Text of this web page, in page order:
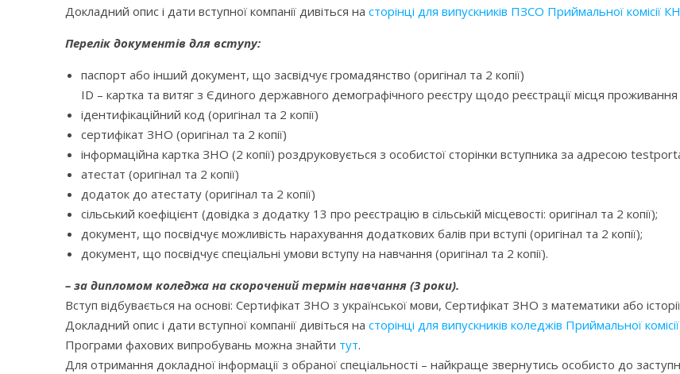
Докладний опис і дати вступної компанії дивіться на сторінці для випускників ПЗСО Приймальної комісії
Перелік документів для вступу:
паспорт або інший документ, що засвідчує громадянство (оригінал та 2 копії)
ID – картка та витяг з Єдиного державного демографічного реєстру щодо реєстрації місця проживання
ідентифікаційний код (оригінал та 2 копії)
сертифікат ЗНО (оригінал та 2 копії)
інформаційна картка ЗНО (2 копії) роздруковується з особистої сторінки вступника за адресою
атестат (оригінал та 2 копії)
додаток до атестату (оригінал та 2 копії)
сільський коефіцієнт (довідка з додатку 13 про реєстрацію в сільській місцевості: оригінал та 2 копії);
документ, що посвідчує можливість нарахування додаткових балів при вступі (оригінал та 2 копії);
документ, що посвідчує спеціальні умови вступу на навчання (оригінал та 2 копії).
– за дипломом коледжа на скорочений термін навчання (3 роки).
Вступ відбувається на основі: Сертифікат ЗНО з української мови, Сертифікат ЗНО з математики або
Докладний опис і дати вступної компанії дивіться на сторінці для випускників коледжів Приймальної
Програми фахових випробувань можна знайти тут.
Для отримання докладної інформації з обраної спеціальності – найкраще звернутись особисто до